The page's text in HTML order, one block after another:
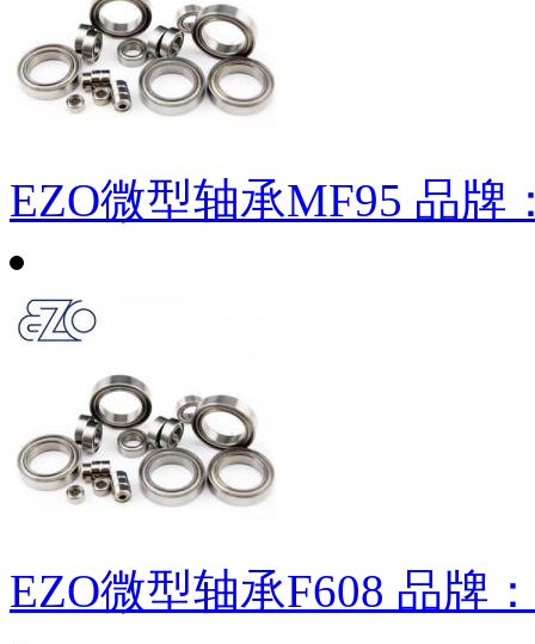
EZO微型轴承MF95 品牌
EZO微型轴承F608 品牌：